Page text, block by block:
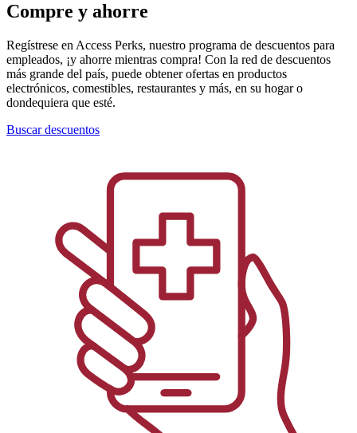
Compre y ahorre
Regístrese en Access Perks, nuestro programa de descuentos para
empleados, ¡y ahorre mientras compra! Con la red de descuentos
más grande del país, puede obtener ofertas en productos
electrónicos, comestibles, restaurantes y más, en su hogar o
dondequiera que esté.
Buscar descuentos